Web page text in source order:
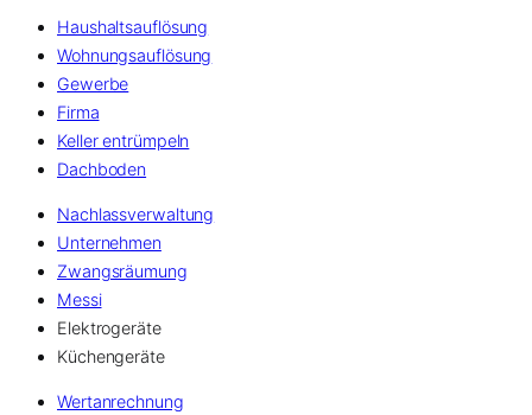
Haushaltsauflösung
Wohnungsauflösung
Gewerbe
Firma
Keller entrümpeln
Dachboden
Nachlassverwaltung
Unternehmen
Zwangsräumung
Messi
Elektrogeräte
Küchengeräte
Wertanrechnung